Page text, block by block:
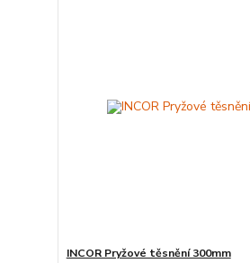
INCOR Pryžové těsnění 300mm